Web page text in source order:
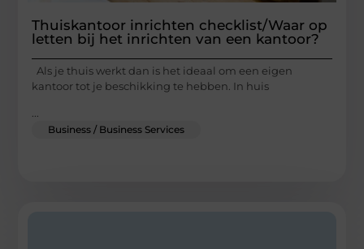
Thuiskantoor inrichten checklist/Waar op
letten bij het inrichten van een kantoor?
Als je thuis werkt dan is het ideaal om een eigen
kantoor tot je beschikking te hebben. In huis
...
Business / Business Services